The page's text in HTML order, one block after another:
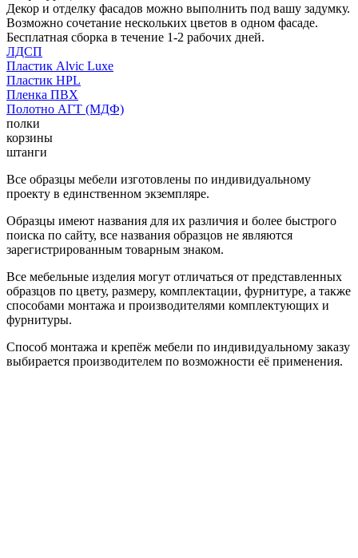
Декор и отделку фасадов можно выполнить под вашу задумку.
Возможно сочетание нескольких цветов в одном фасаде.
Бесплатная сборка в течение 1-2 рабочих дней.
ЛДСП
Пластик Alvic Luxe
Пластик HPL
Пленка ПВХ
Полотно АГТ (МДФ)
полки
корзины
штанги
Все образцы мебели изготовлены по индивидуальному
проекту в единственном экземпляре.
Образцы имеют названия для их различия и более быстрого
поиска по сайту, все названия образцов не являются
зарегистрированным товарным знаком.
Все мебельные изделия могут отличаться от представленных
образцов по цвету, размеру, комплектации, фурнитуре, а также
способами монтажа и производителями комплектующих и
фурнитуры.
Способ монтажа и крепёж мебели по индивидуальному заказу
выбирается производителем по возможности её применения.